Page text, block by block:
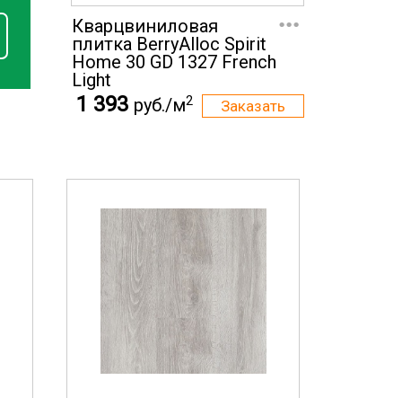
Кварцвиниловая
плитка BerryAlloc Spirit
Home 30 GD 1327 French
Light
...
1 393 руб./м2